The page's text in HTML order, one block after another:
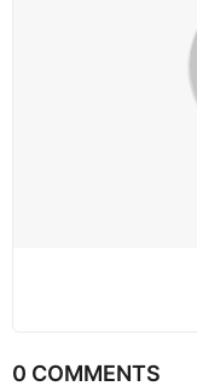
0 COMMENTS